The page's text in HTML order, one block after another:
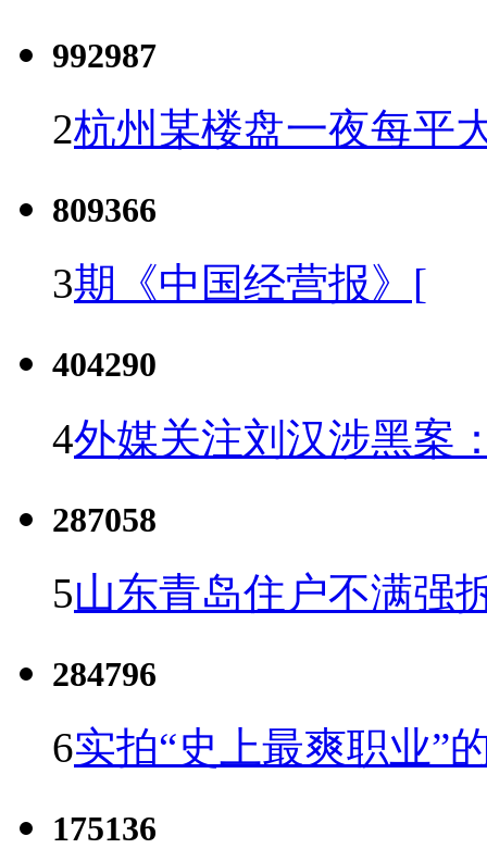
992987
2杭州某楼盘一夜每平
809366
3期《中国经营报》[
404290
4外媒关注刘汉涉黑案
287058
5山东青岛住户不满强
284796
6实拍“史上最爽职业”
175136